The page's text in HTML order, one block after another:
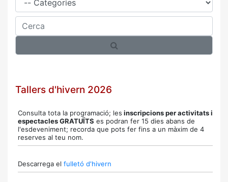
Cerca
Tallers d'hivern 2026
Consulta tota la programació; les inscripcions per activitats i
espectacles GRATUÏTS es podran fer 15 dies abans de
l'esdeveniment; recorda que pots fer fins a un màxim de 4
reserves al teu nom.
Descarrega el fulletó d'hivern